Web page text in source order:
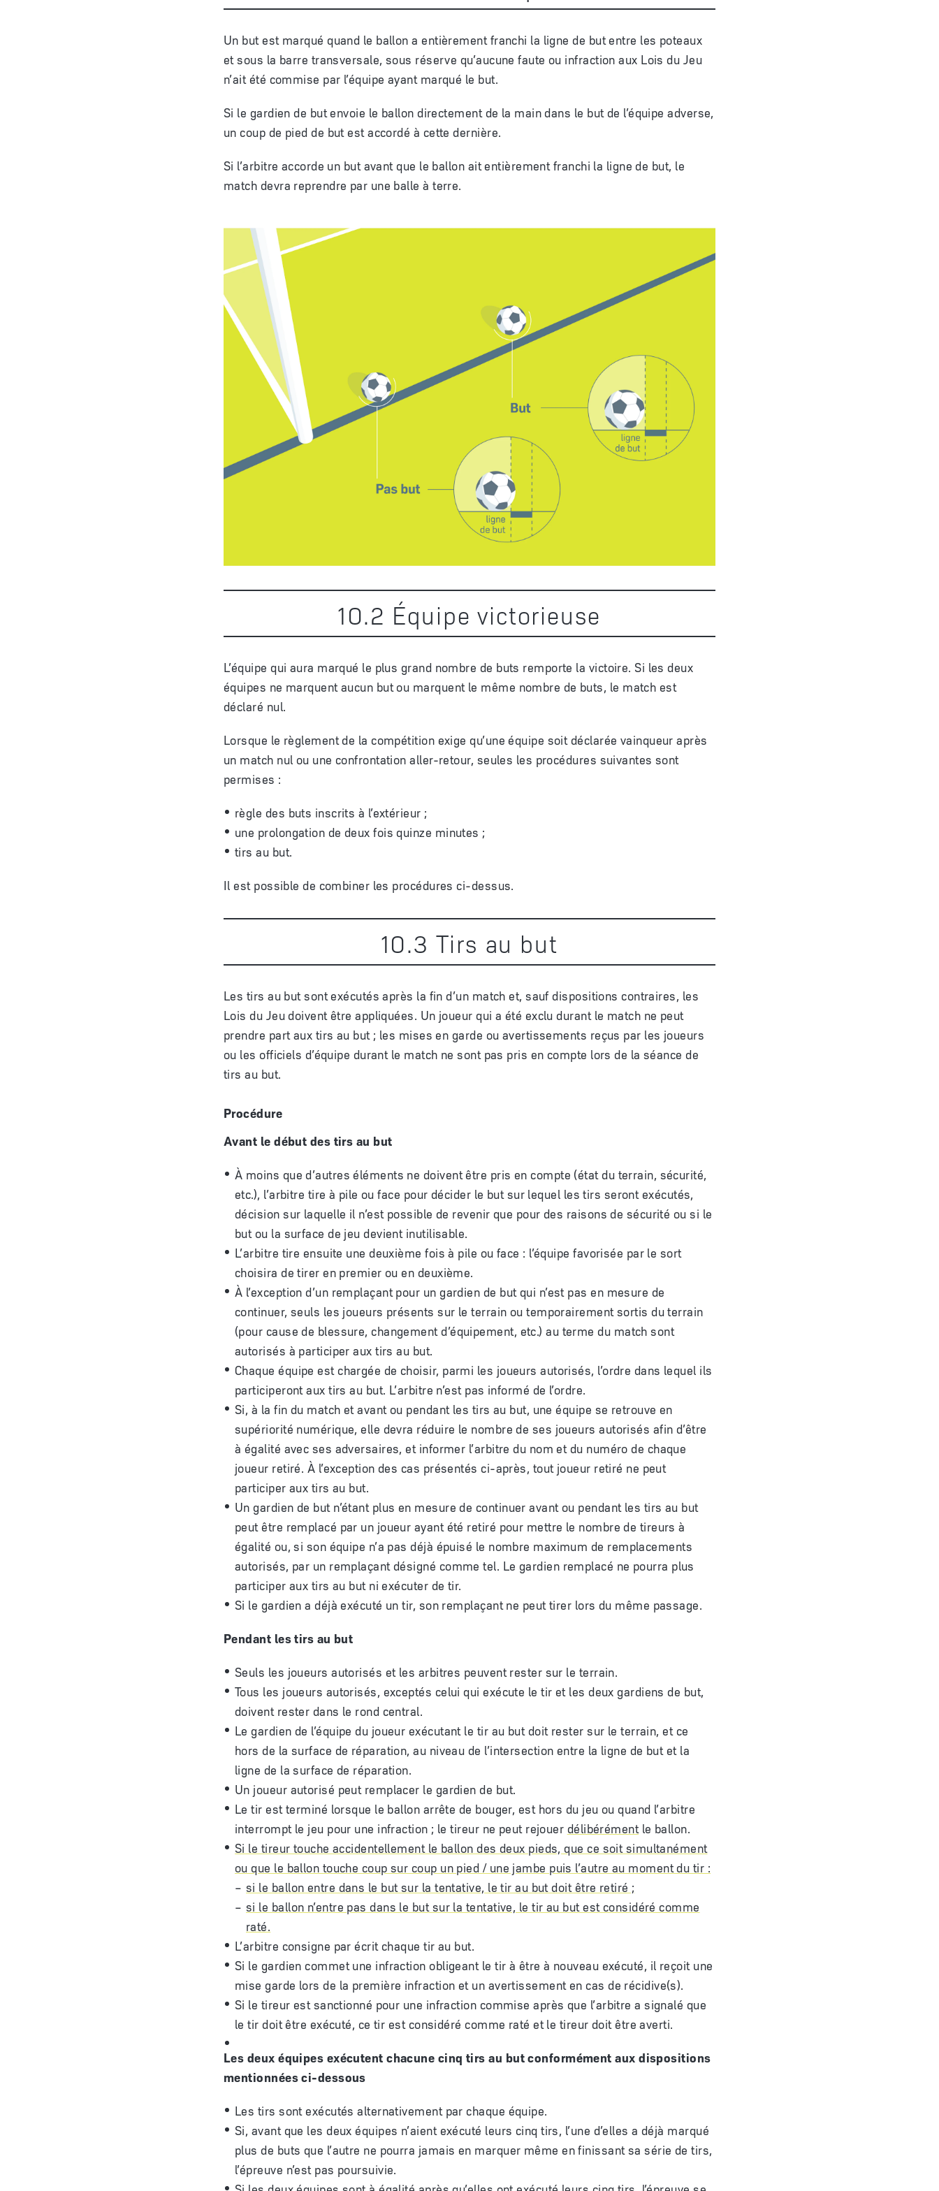
Un but est marqué quand le ballon a entièrement franchi la ligne de but entre les poteaux
et sous la barre transversale, sous réserve qu’aucune faute ou infraction aux Lois du Jeu
n’ait été commise par l’équipe ayant marqué le but.
Si le gardien de but envoie le ballon directement de la main dans le but de l’équipe adverse,
un coup de pied de but est accordé à cette dernière.
Si l’arbitre accorde un but avant que le ballon ait entièrement franchi la ligne de but, le
match devra reprendre par une balle à terre.
10.2 Équipe victorieuse
L’équipe qui aura marqué le plus grand nombre de buts remporte la victoire. Si les deux
équipes ne marquent aucun but ou marquent le même nombre de buts, le match est
déclaré nul.
Lorsque le règlement de la compétition exige qu’une équipe soit déclarée vainqueur après
un match nul ou une confrontation aller-retour, seules les procédures suivantes sont
permises :
règle des buts inscrits à l’extérieur ;
une prolongation de deux fois quinze minutes ;
tirs au but.
Il est possible de combiner les procédures ci-dessus.
10.3 Tirs au but
Les tirs au but sont exécutés après la fin d’un match et, sauf dispositions contraires, les
Lois du Jeu doivent être appliquées. Un joueur qui a été exclu durant le match ne peut
prendre part aux tirs au but ; les mises en garde ou avertissements reçus par les joueurs
ou les officiels d’équipe durant le match ne sont pas pris en compte lors de la séance de
tirs au but.
Procédure
Avant le début des tirs au but
À moins que d’autres éléments ne doivent être pris en compte (état du terrain, sécurité,
etc.), l’arbitre tire à pile ou face pour décider le but sur lequel les tirs seront exécutés,
décision sur laquelle il n’est possible de revenir que pour des raisons de sécurité ou si le
but ou la surface de jeu devient inutilisable.
L’arbitre tire ensuite une deuxième fois à pile ou face : l’équipe favorisée par le sort
choisira de tirer en premier ou en deuxième.
À l’exception d’un remplaçant pour un gardien de but qui n’est pas en mesure de
continuer, seuls les joueurs présents sur le terrain ou temporairement sortis du terrain
(pour cause de blessure, changement d’équipement, etc.) au terme du match sont
autorisés à participer aux tirs au but.
Chaque équipe est chargée de choisir, parmi les joueurs autorisés, l’ordre dans lequel ils
participeront aux tirs au but. L’arbitre n’est pas informé de l’ordre.
Si, à la fin du match et avant ou pendant les tirs au but, une équipe se retrouve en
supériorité numérique, elle devra réduire le nombre de ses joueurs autorisés afin d’être
à égalité avec ses adversaires, et informer l’arbitre du nom et du numéro de chaque
joueur retiré. À l’exception des cas présentés ci-après, tout joueur retiré ne peut
participer aux tirs au but.
Un gardien de but n’étant plus en mesure de continuer avant ou pendant les tirs au but
peut être remplacé par un joueur ayant été retiré pour mettre le nombre de tireurs à
égalité ou, si son équipe n’a pas déjà épuisé le nombre maximum de remplacements
autorisés, par un remplaçant désigné comme tel. Le gardien remplacé ne pourra plus
participer aux tirs au but ni exécuter de tir.
Si le gardien a déjà exécuté un tir, son remplaçant ne peut tirer lors du même passage.
Pendant les tirs au but
Seuls les joueurs autorisés et les arbitres peuvent rester sur le terrain.
Tous les joueurs autorisés, exceptés celui qui exécute le tir et les deux gardiens de but,
doivent rester dans le rond central.
Le gardien de l’équipe du joueur exécutant le tir au but doit rester sur le terrain, et ce
hors de la surface de réparation, au niveau de l’intersection entre la ligne de but et la
ligne de la surface de réparation.
Un joueur autorisé peut remplacer le gardien de but.
Le tir est terminé lorsque le ballon arrête de bouger, est hors du jeu ou quand l’arbitre
interrompt le jeu pour une infraction ; le tireur ne peut rejouer délibérément le ballon.
Si le tireur touche accidentellement le ballon des deux pieds, que ce soit simultanément
ou que le ballon touche coup sur coup un pied / une jambe puis l’autre au moment du tir :
si le ballon entre dans le but sur la tentative, le tir au but doit être retiré ;
si le ballon n’entre pas dans le but sur la tentative, le tir au but est considéré comme
raté.
L’arbitre consigne par écrit chaque tir au but.
Si le gardien commet une infraction obligeant le tir à être à nouveau exécuté, il reçoit une
mise garde lors de la première infraction et un avertissement en cas de récidive(s).
Si le tireur est sanctionné pour une infraction commise après que l’arbitre a signalé que
le tir doit être exécuté, ce tir est considéré comme raté et le tireur doit être averti.
Les deux équipes exécutent chacune cinq tirs au but conformément aux dispositions
mentionnées ci-dessous
Les tirs sont exécutés alternativement par chaque équipe.
Si, avant que les deux équipes n’aient exécuté leurs cinq tirs, l’une d’elles a déjà marqué
plus de buts que l’autre ne pourra jamais en marquer même en finissant sa série de tirs,
l’épreuve n’est pas poursuivie.